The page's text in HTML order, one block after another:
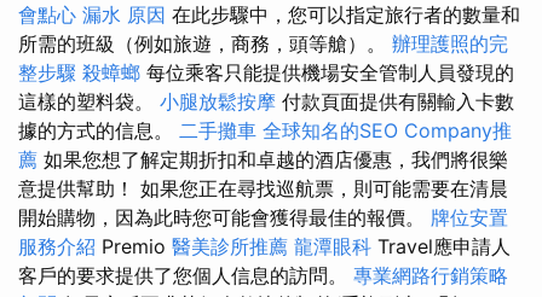
會點心 漏水 原因 在此步驟中，您可以指定旅行者的數量和
所需的班級（例如旅遊，商務，頭等艙）。 辦理護照的完
整步驟 殺蟑螂 每位乘客只能提供機場安全管制人員發現的
這樣的塑料袋。 小腿放鬆按摩 付款頁面提供有關輸入卡數
據的方式的信息。 二手攤車 全球知名的SEO Company推
薦 如果您想了解定期折扣和卓越的酒店優惠，我們將很樂
意提供幫助！ 如果您正在尋找巡航票，則可能需要在清晨
開始購物，因為此時您可能會獲得最佳的報價。 牌位安置
服務介紹 Premio 醫美診所推薦 龍潭眼科 Travel應申請人
客戶的要求提供了您個人信息的訪問。 專業網路行銷策略